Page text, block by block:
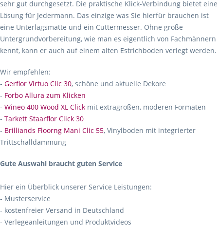
sehr gut durchgesetzt. Die praktische Klick-Verbindung bietet eine
Lösung für Jedermann. Das einzige was Sie hierfür brauchen ist
eine Unterlagsmatte und ein Cuttermesser. Ohne große
Untergrundvorbereitung, wie man es eigentlich von Fachmännern
kennt, kann er auch auf einem alten Estrichboden verlegt werden.
Wir empfehlen:
- Gerflor Virtuo Clic 30, schöne und aktuelle Dekore
- Forbo Allura zum Klicken
- Wineo 400 Wood XL Click mit extragroßen, moderen Formaten
- Tarkett Staarflor Click 30
- Brilliands Floorng Mani Clic 55, Vinylboden mit integrierter
Trittschalldämmung
Gute Auswahl braucht guten Service
Hier ein Überblick unserer Service Leistungen:
- Musterservice
- kostenfreier Versand in Deutschland
- Verlegeanleitungen und Produktvideos